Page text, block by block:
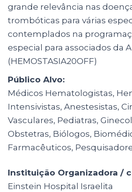
grande relevância nas
trombóticas para várias
contemplados na
especial para associados da
(HEMOSTASIA20OFF)
Público Alvo:
Médicos Hematologistas,
Intensivistas, Anestesistas,
Vasculares, Pediatras,
Obstetras, Biólogos,
Farmacêuticos,
Instituição Organizadora /
Einstein Hospital Israelita